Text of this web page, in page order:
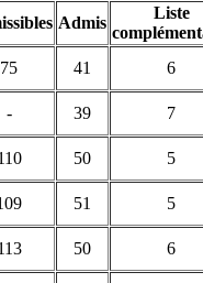
Admis
Liste
75 41
6
- 39
7
50
5
51
5
50
6